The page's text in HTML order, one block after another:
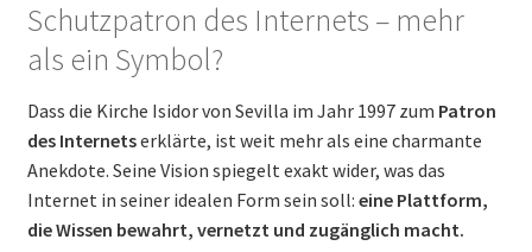
Schutzpatron des Internets – mehr
als ein Symbol?
Dass die Kirche Isidor von Sevilla im Jahr 1997 zum Patron
des Internetserklärte, ist weit mehr als eine charmante
Anekdote. Seine Vision spiegelt exakt wider, was das
Internet in seiner idealen Form sein soll: eine Plattform,
die Wissen bewahrt, vernetzt und zugänglich macht.